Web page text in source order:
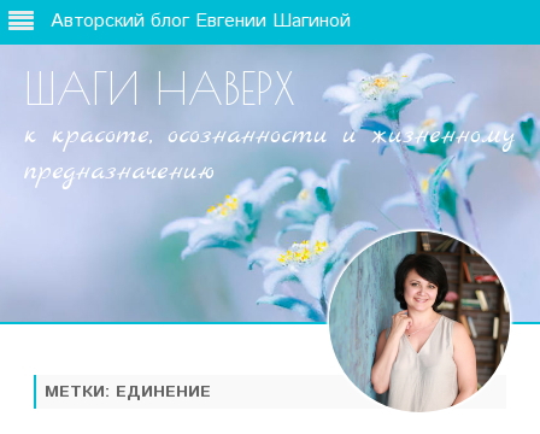
Авторский блог Евгении Шагиной
ШАГИ НАВЕРХ
к красоте, осознанности и жизненному
предназначению
МЕТКИ: ЕДИНЕНИЕ